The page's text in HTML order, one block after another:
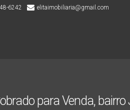
6242 elitaimobiliaria@gmail.com
para Venda,